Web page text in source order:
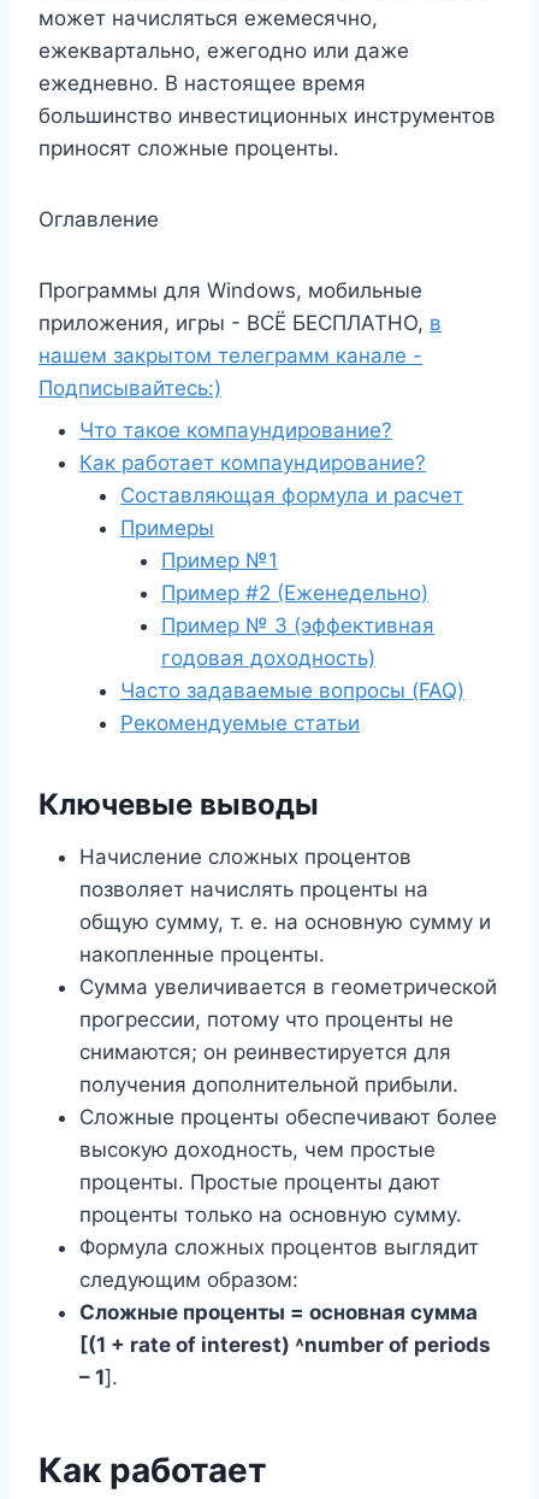
может начисляться ежемесячно,
ежеквартально, ежегодно или даже
ежедневно. В настоящее время
большинство инвестиционных инструментов
приносят сложные проценты.
Оглавление
Программы для Windows, мобильные
приложения, игры - ВСЁ БЕСПЛАТНО, в
нашем закрытом телеграмм канале -
Подписывайтесь:)
Что такое компаундирование?
Как работает компаундирование?
Составляющая формула и расчет
Примеры
Пример №1
Пример #2 (Еженедельно)
Пример № 3 (эффективная
годовая доходность)
Часто задаваемые вопросы (FAQ)
Рекомендуемые статьи
Ключевые выводы
Начисление сложных процентов
позволяет начислять проценты на
общую сумму, т. е. на основную сумму и
накопленные проценты.
Сумма увеличивается в геометрической
прогрессии, потому что проценты не
снимаются; он реинвестируется для
получения дополнительной прибыли.
Сложные проценты обеспечивают более
высокую доходность, чем простые
проценты. Простые проценты дают
проценты только на основную сумму.
Формула сложных процентов выглядит
следующим образом:
Сложные проценты = основная сумма
[(1 + rate of interest) ˄number of periods
– 1].
Как работает